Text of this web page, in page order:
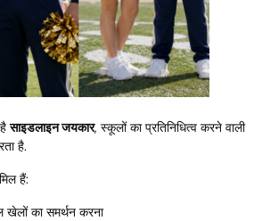
हैसाइडलाइन जयकार, स्कूलों का प्रतिनिधित्व करने वाली
है.
हैं:
का समर्थन करना